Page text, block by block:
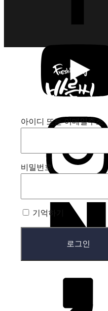
아이디 또는 이메일주소
비밀번호
기억하기